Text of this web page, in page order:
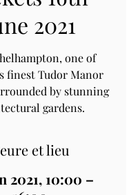
2021
one of
finest Tudor Manor
by stunning
gardens.
et lieu
2021, 10:00 –